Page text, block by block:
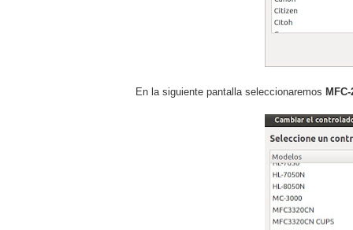
En la siguiente pantalla seleccionaremos MFC-